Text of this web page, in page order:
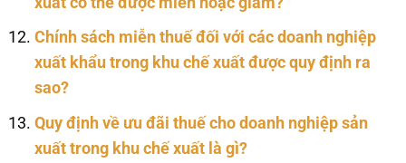
Chính sách miễn thuế đối với các doanh nghiệp
xuất khẩu trong khu chế xuất được quy định ra
sao?
Quy định về ưu đãi thuế cho doanh nghiệp sản
xuất trong khu chế xuất là gì?